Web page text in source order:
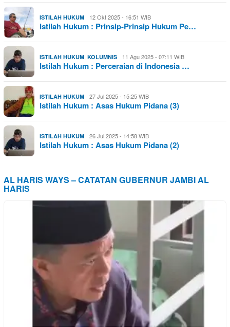
ISTILAH HUKUM 12 Okt 2025 - 16:51 WIB
Istilah Hukum : Prinsip-Prinsip Hukum Pe…
ISTILAH HUKUM, KOLUMNIS 11 Agu 2025 - 07:11 WIB
Istilah Hukum : Perceraian di Indonesia …
ISTILAH HUKUM 27 Jul 2025 - 15:25 WIB
Istilah Hukum : Asas Hukum Pidana (3)
ISTILAH HUKUM 26 Jul 2025 - 14:58 WIB
Istilah Hukum : Asas Hukum Pidana (2)
AL HARIS WAYS – CATATAN GUBERNUR JAMBI AL
HARIS